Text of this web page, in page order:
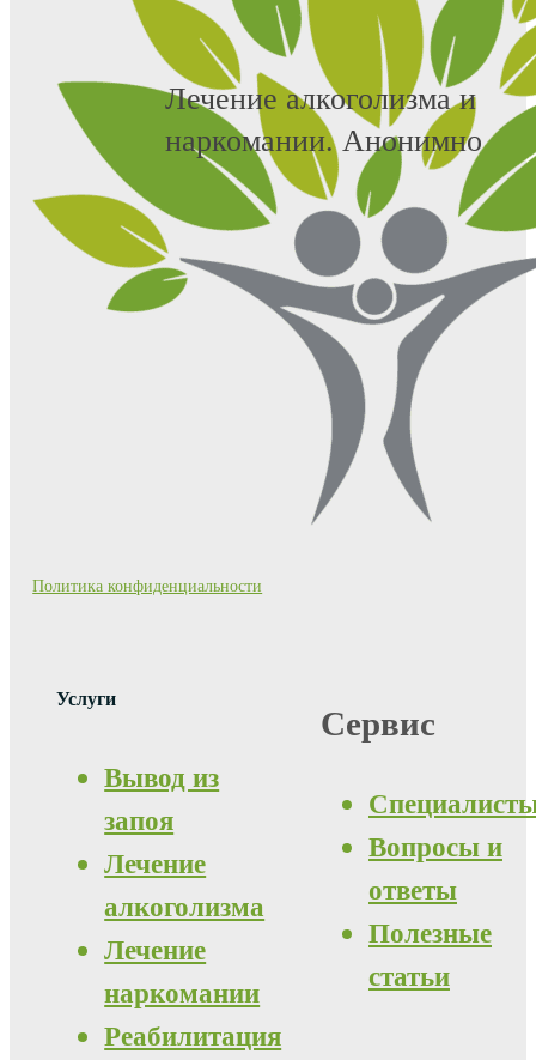
Лечение алкоголизма и
наркомании. Анонимно
Политика конфиденциальности
Услуги
Вывод из
запоя
Лечение
алкоголизма
Лечение
наркомании
Реабилитация
Сервис
Вопросы и
ответы
Полезные
статьи